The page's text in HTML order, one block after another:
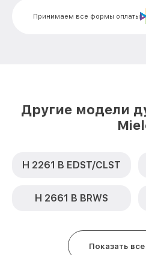
Замена термодатчика H 5241 B
Принимаем все формы оплаты
Другие модели
H 2261 B EDST/CLST
H 2661 B BRWS
Показать